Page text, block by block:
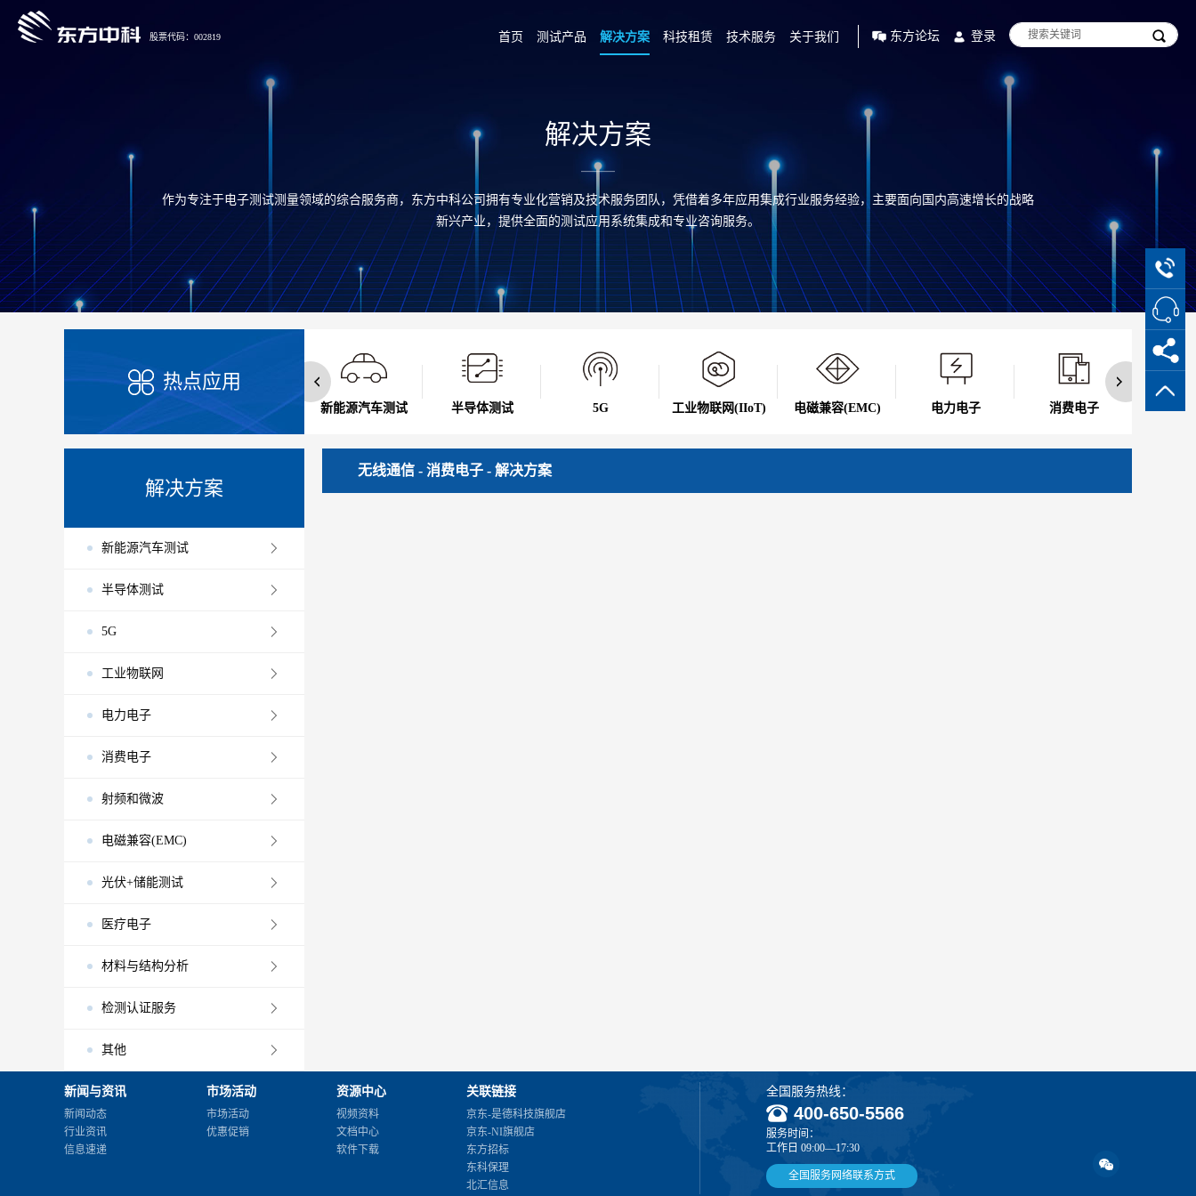
股票代码：002819 首页 测试产品 解决方案 科技租赁 技术服务 关于我们 东方论坛 登录
解决方案
作为专注于电子测试测量领域的综合服务商，东方中科公司拥有专业化营销及技术服务团队，凭借着多年应用集成行业服务经验，主要面向国内高速增长的战略
新兴产业，提供全面的测试应用系统集成和专业咨询服务。
热点应用
医疗电子 材料与结构分析 新能源汽车测试 半导体测试 5G 工业物联网(IIoT) 电磁兼容(EMC) 电力电子 消费电子 射频
解决方案
新能源汽车测试
半导体测试
5G
工业物联网
电力电子
消费电子
射频和微波
电磁兼容(EMC)
光伏+储能测试
医疗电子
材料与结构分析
检测认证服务
其他
无线通信 - 消费电子 - 解决方案
新闻与资讯
新闻动态
行业资讯
信息速递
市场活动
市场活动
优惠促销
资源中心
视频资料
文档中心
软件下载
关联链接
京东-是德科技旗舰店
京东-NI旗舰店
东方招标
东科保理
北汇信息
全国服务热线：
400-650-5566
服务时间：
工作日 09:00—17:30
全国服务网络联系方式